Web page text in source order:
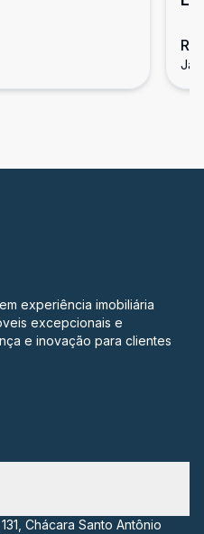
experiência imobiliária
excepcionais e
e inovação para clientes
Chácara Santo Antônio